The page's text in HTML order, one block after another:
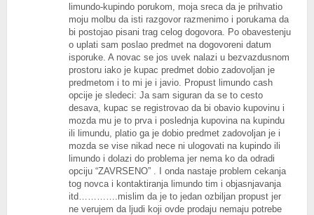
limundo-kupindo porukom, moja sreca da je prihvatio
moju molbu da isti razgovor razmenimo i porukama da
bi postojao pisani trag celog dogovora. Po obavestenju
o uplati sam poslao predmet na dogovoreni datum
isporuke. A novac se jos uvek nalazi u bezvazdusnom
prostoru iako je kupac predmet dobio zadovoljan je
predmetom i to mi je i javio. Propust limundo cash
opcije je sledeci: Ja sam siguran da se to cesto
desava, kupac se registrovao da bi obavio kupovinu i
mozda mu je to prva i poslednja kupovina na kupindu
ili limundu, platio ga je dobio predmet zadovoljan je i
mozda se vise nikad nece ni ulogovati na kupindo ili
limundo i dolazi do problema jer nema ko da odradi
opciju “ZAVRSENO” . I onda nastaje problem cekanja
tog novca i kontaktiranja limundo tim i objasnjavanja
itd………….mislim da je to jedan ozbiljan propust jer
ne verujem da ljudi koji ovde prodaju nemaju potrebe